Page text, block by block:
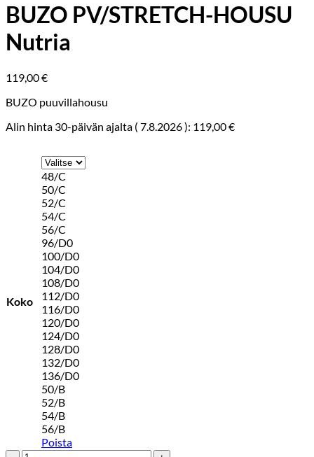
BUZO PV/STRETCH-HOUSU
Nutria
119,00€
BUZO puuvillahousu
Alin hinta 30-päivän ajalta ( 7.8.2026): 119,00€
Koko
48/C
50/C
52/C
54/C
56/C
96/D0
100/D0
104/D0
108/D0
112/D0
116/D0
120/D0
124/D0
128/D0
132/D0
136/D0
50/B
52/B
54/B
56/B
Poista